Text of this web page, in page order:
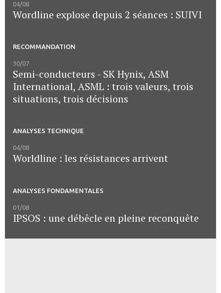
04/08
Wordline explose depuis 2 séances : SUIVI
RECOMMANDATION
30/07
Semi-conducteurs - SK Hynix, ASM
International, ASML : trois valeurs, trois
situations, trois décisions
ANALYSES TECHNIQUE
04/08
Worldline : les résistances arrivent
ANALYSES FONDAMENTALES
01/08
IPSOS : une débêcle en pleine reconquête